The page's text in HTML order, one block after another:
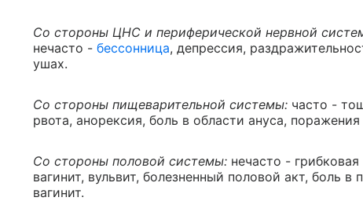
Со стороны ЦНС и периферической нервной
нечасто - бессонница, депрессия,
ушах.
Со стороны пищеварительной системы: часто -
рвота, анорексия, боль в области ануса,
Со стороны половой системы: нечасто -
вагинит, вульвит, болезненный половой акт, боль
вагинит.